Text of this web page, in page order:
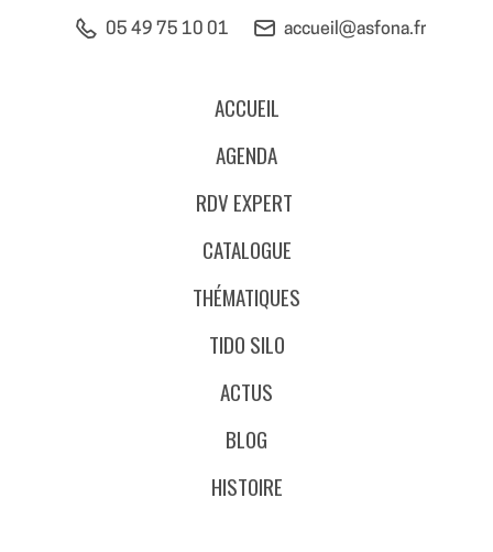
05 49 75 10 01 accueil@asfona.fr
ACCUEIL
AGENDA
RDV EXPERT
CATALOGUE
THÉMATIQUES
TIDO SILO
ACTUS
BLOG
HISTOIRE